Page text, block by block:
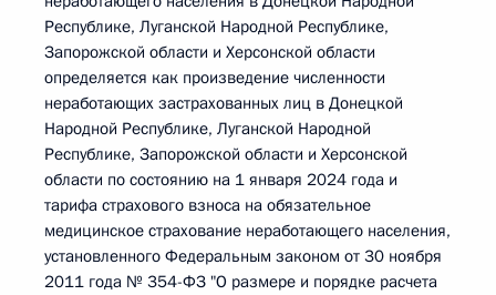
Республике, Луганской Народной Республике,
Запорожской области и Херсонской области
определяется как произведение численности
неработающих застрахованных лиц в Донецкой
Народной Республике, Луганской Народной
Республике, Запорожской области и Херсонской
области по состоянию на 1 января 2024 года и
тарифа страхового взноса на обязательное
медицинское страхование неработающего населения,
установленного Федеральным законом от 30 ноября
2011 года № 354-ФЗ "О размере и порядке расчета